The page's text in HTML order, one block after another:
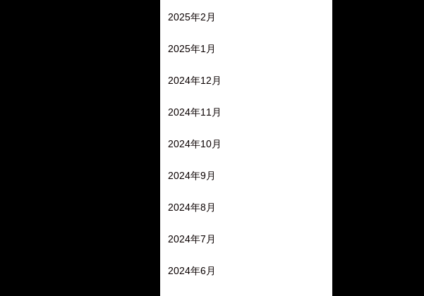
2025年2月
2025年1月
2024年12月
2024年11月
2024年10月
2024年9月
2024年8月
2024年7月
2024年6月